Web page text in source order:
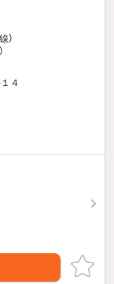
）
）
４